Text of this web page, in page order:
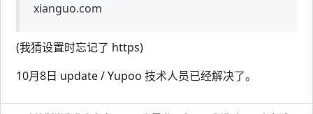
xianguo.com
(我猜设置时忘记了 https)
10月8日 update / Yupoo 技术人员已经解决了。